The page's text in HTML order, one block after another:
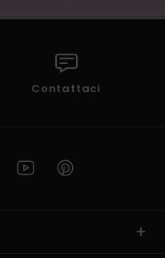
Contattaci